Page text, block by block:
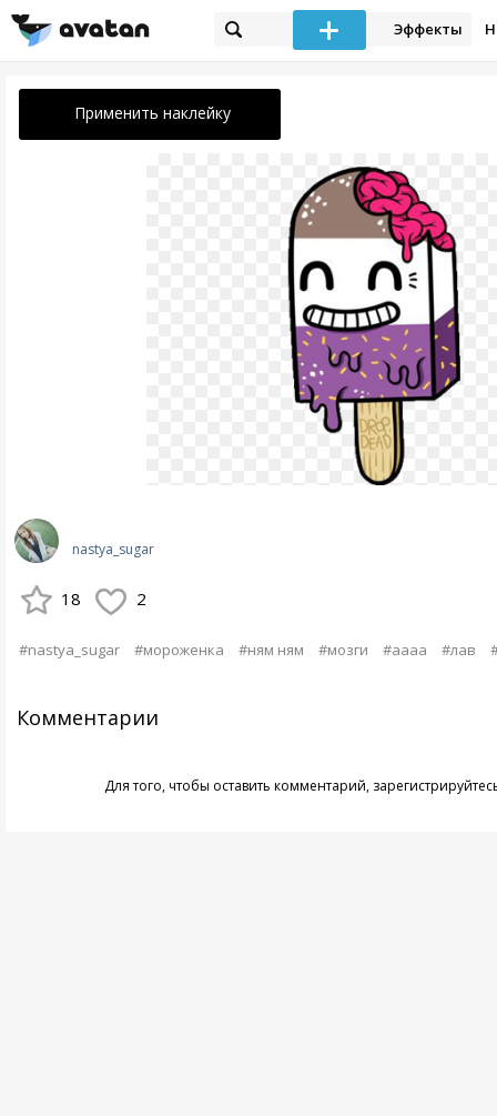
Эффекты
Применить наклейку
nastya_sugar
18 2
#nastya_sugar #мороженка #ням ням #мозги #аааа #лав
Комментарии
Для того, чтобы оставить комментарий,